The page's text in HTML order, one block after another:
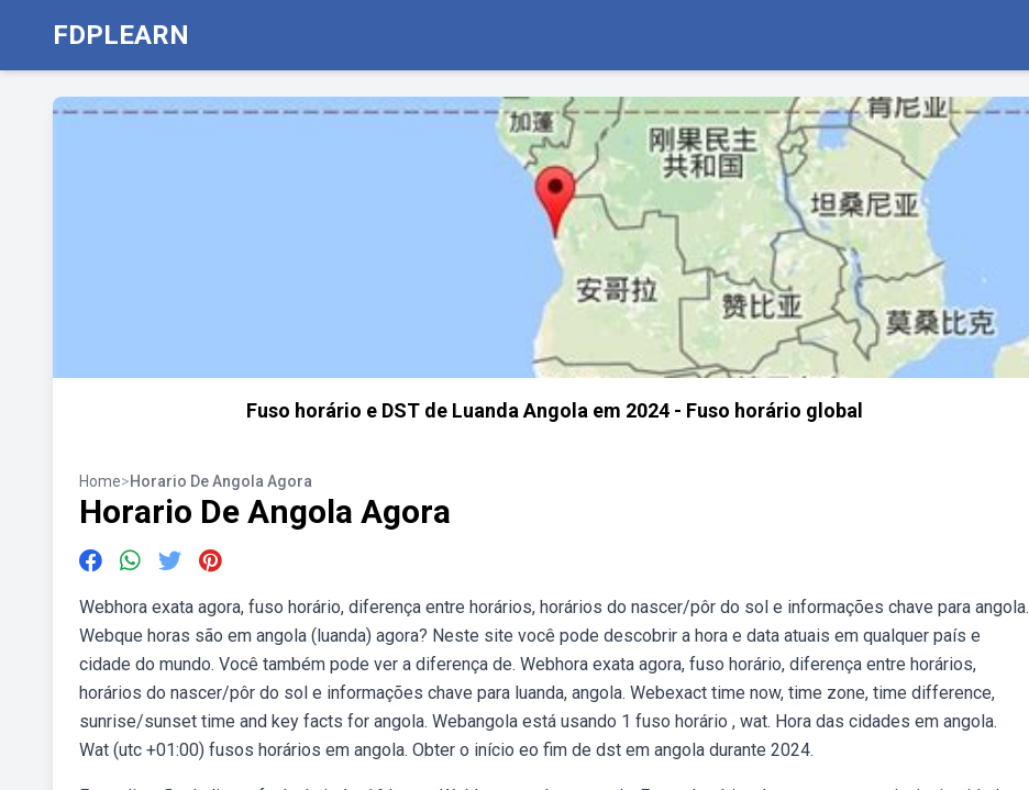
FDPLEARN
Fuso horário e DST de Luanda Angola em 2024 - Fuso horário global
Home>Horario De Angola Agora
Horario De Angola Agora
Webhora exata agora, fuso horário, diferença entre horários, horários do nascer/pôr do sol e informações chave para angola.
Webque horas são em angola (luanda) agora? Neste site você pode descobrir a hora e data atuais em qualquer país e
cidade do mundo. Você também pode ver a diferença de. Webhora exata agora, fuso horário, diferença entre horários,
horários do nascer/pôr do sol e informações chave para luanda, angola. Webexact time now, time zone, time difference,
sunrise/sunset time and key facts for angola. Webangola está usando 1 fuso horário , wat. Hora das cidades em angola.
Wat (utc +01:00) fusos horários em angola. Obter o início eo fim de dst em angola durante 2024.